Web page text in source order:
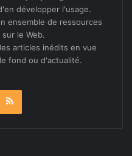
développer l'usage.
ensemble de ressources
le Web.
articles inédits en vue
fond ou d'actualité.